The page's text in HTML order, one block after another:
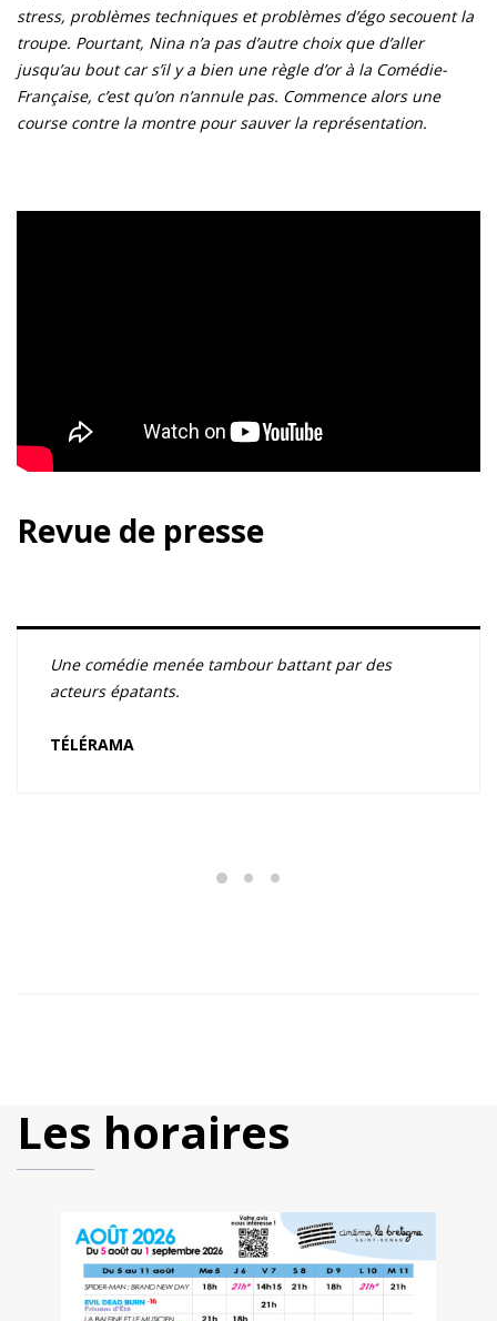
stress, problèmes techniques et problèmes d’égo secouent la
troupe. Pourtant, Nina n’a pas d’autre choix que d’aller
jusqu’au bout car s’il y a bien une règle d’or à la Comédie-
Française, c’est qu’on n’annule pas. Commence alors une
course contre la montre pour sauver la représentation.
Revue de presse
Une comédie menée tambour battant par des
acteurs épatants.
TÉLÉRAMA
Les horaires